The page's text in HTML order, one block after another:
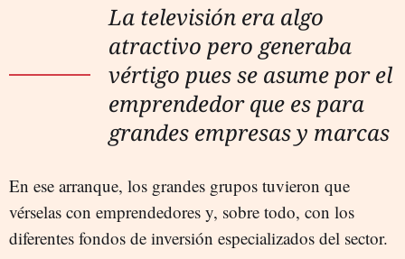
La televisión era algo
atractivo pero generaba
vértigo pues se asume por el
emprendedor que es para
grandes empresas y marcas
En ese arranque, los grandes grupos tuvieron que
vérselas con emprendedores y, sobre todo, con los
diferentes fondos de inversión especializados del sector.